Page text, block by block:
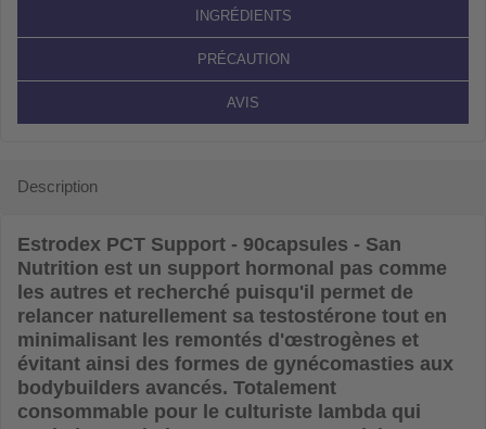
INGRÉDIENTS
PRÉCAUTION
AVIS
Description
Estrodex PCT Support - 90capsules - San
Nutrition est un support hormonal pas comme
les autres et recherché puisqu'il permet de
relancer naturellement sa testostérone tout en
minimalisant les remontés d'œstrogènes et
évitant ainsi des formes de gynécomasties aux
bodybuilders avancés. Totalement
consommable pour le culturiste lambda qui